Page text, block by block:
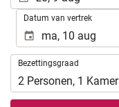
Datum van vertrek
Bezettingsgraad
Bezettingsgraad
2 Personen, 1 Kamer